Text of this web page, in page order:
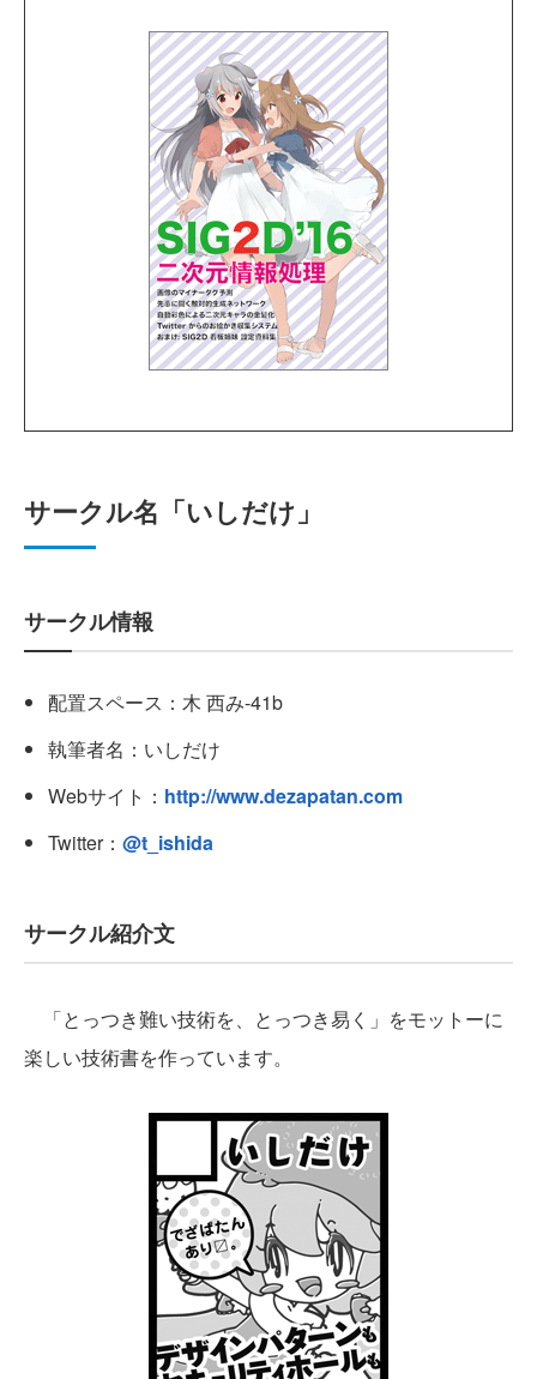
サークル名「いしだけ」
サークル情報
配置スペース：木 西み-41b
執筆者名：いしだけ
Webサイト： http://www.dezapatan.com
Twitter： @t_ishida
サークル紹介文
「とっつき難い技術を、とっつき易く」をモットーに
楽しい技術書を作っています。